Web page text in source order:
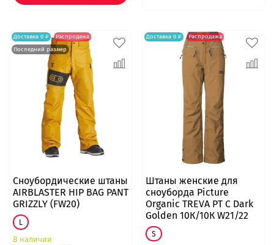
Доставка 0 ₽
Распродажа
Последний размер
Сноубордические штаны
AIRBLASTER HIP BAG PANT
GRIZZLY (FW20)
L
В наличии
Доставка 0 ₽ Распродажа
Штаны женские для
сноуборда Picture
Organic TREVA PT C Dark
Golden 10К/10К W21/22
S